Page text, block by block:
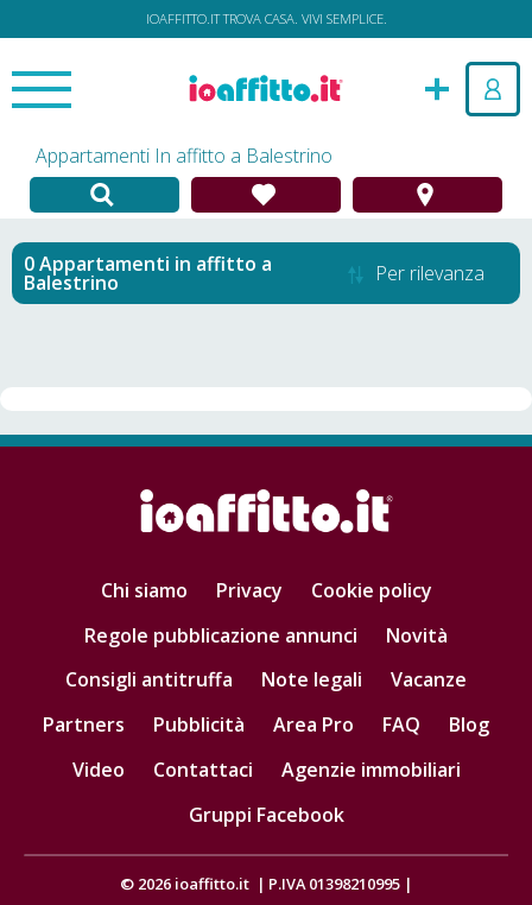
IOAFFITTO.IT TROVA CASA. VIVI SEMPLICE.
Appartamenti In affitto a Balestrino
Appartamenti in affitto a
Balestrino Per rilevanza
Chi siamo Privacy
Cookie policy
Regole pubblicazione annunci
Novità
Consigli antitruffa
Note legali
Vacanze
Partners
Pubblicità Area Pro FAQ
Blog
Video
Contattaci
Agenzie immobiliari
Gruppi Facebook
© 2026 ioaffitto.it | P.IVA 01398210995 |